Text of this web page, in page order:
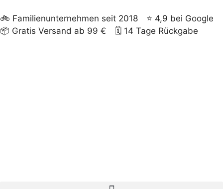
🚲 Familienunternehmen seit 2018 ⭐ 4,9 bei Google
📦 Gratis Versand ab 99 € 🗓️ 14 Tage Rückgabe